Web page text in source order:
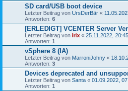
SD card/USB boot device
Letzter Beitrag von UrsDerBär «
Antworten: 6
[ERLEDIGT] VCENTER Server
Letzter Beitrag von irix « 25.11.2022, 20:45
Antworten: 1
vSphere 8 (IA)
Letzter Beitrag von MarroniJohny «
Antworten: 3
Devices deprecated and
Letzter Beitrag von Santa « 01.09.2022,
Antworten: 1